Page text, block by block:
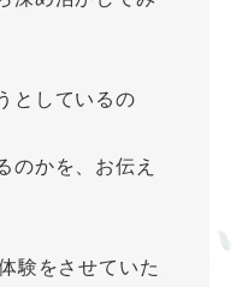
としているの
のかを、お伝え
験をさせていた